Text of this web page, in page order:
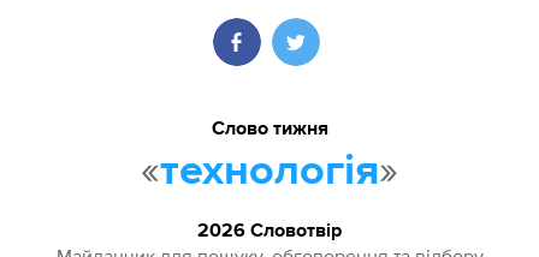
Слово тижня
«технологія»
2026 Словотвір